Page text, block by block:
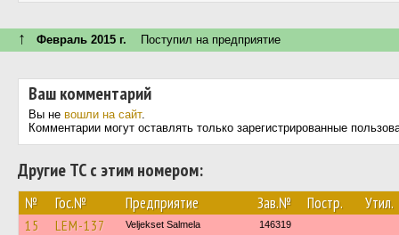
↑ Февраль 2015 г. Поступил на предприятие
Ваш комментарий
Вы не вошли на сайт.
Комментарии могут оставлять только зарегистрированные
Другие ТС с этим номером:
№ Гос.№ Предприятие Зав.№ Постр. Утил.
15 LEM-137 Veljekset Salmela 146319